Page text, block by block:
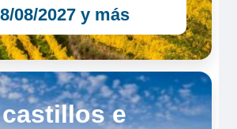
08/2027 y más
e